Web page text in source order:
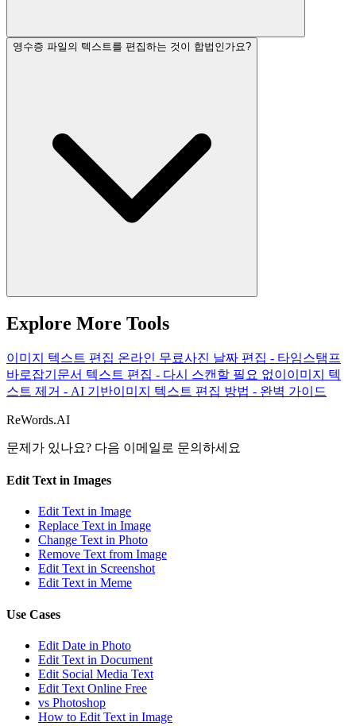
영수증 파일의 텍스트를 편집하는 것이 합법인가요?
Explore More Tools
이미지 텍스트 편집 온라인 무료사진 날짜 편집 - 타임스탬프
바로잡기 문서 텍스트 편집 - 다시 스캔할 필요 없이 이미지 텍
스트 제거 - AI 기반이미지 텍스트 편집 방법 - 완벽 가이드
ReWords.AI
문제가 있나요? 다음 이메일로 문의하세요
Edit Text in Images
Edit Text in Image
Replace Text in Image
Change Text in Photo
Remove Text from Image
Edit Text in Screenshot
Edit Text in Meme
Use Cases
Edit Date in Photo
Edit Text in Document
Edit Social Media Text
Edit Text Online Free
vs Photoshop
How to Edit Text in Image